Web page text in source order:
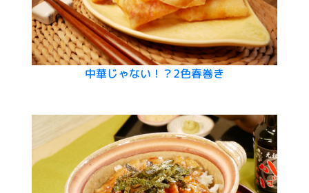
中華じゃない！？2色春巻き